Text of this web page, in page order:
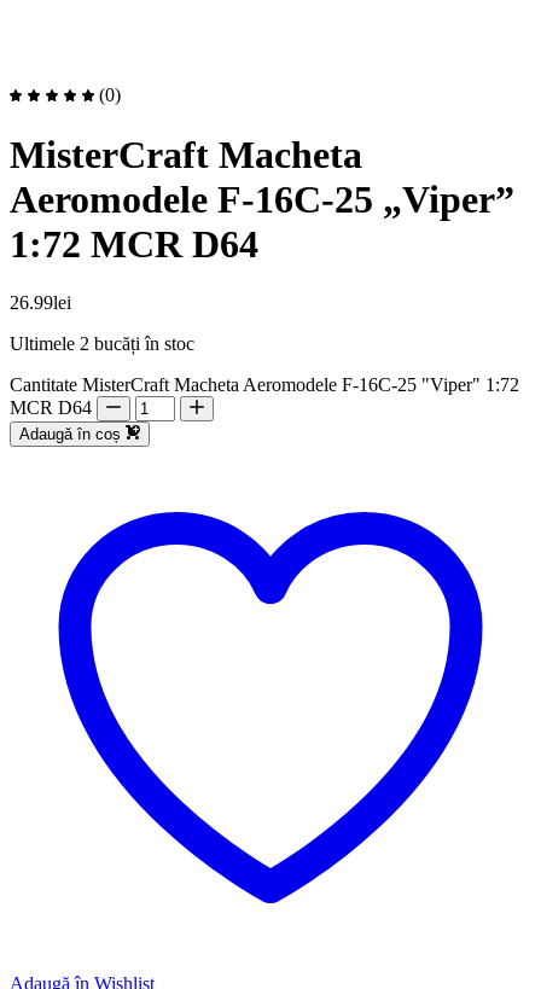
(0)
MisterCraft Macheta
Aeromodele F-16C-25 „Viper”
1:72 MCR D64
26.99lei
Ultimele 2 bucăți în stoc
Cantitate MisterCraft Macheta Aeromodele F-16C-25 "Viper" 1:72
MCR D64
Adaugă în coș
Adaugă în Wishlist